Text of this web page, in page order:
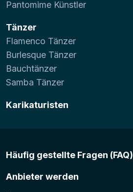
Pantomime Künstler
Tänzer
Flamenco Tänzer
Burlesque Tänzer
Bauchtänzer
Samba Tänzer
Karikaturisten
Häufig gestellte Fragen (FAQ)
Anbieter werden